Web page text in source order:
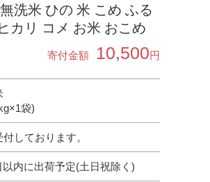
洗米 ひの 米 こめ ふる
カリ コメ お米 おこめ
寄付金額 10,500円
袋)
しております。
以内に出荷予定(土日祝除く)